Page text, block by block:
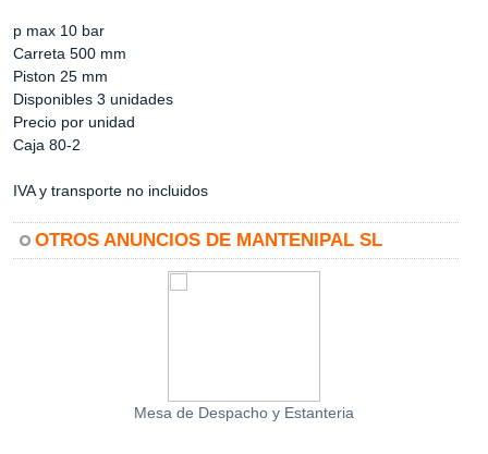
p max 10 bar
Carreta 500 mm
Piston 25 mm
Disponibles 3 unidades
Precio por unidad
Caja 80-2
IVA y transporte no incluidos
OTROS ANUNCIOS DE MANTENIPAL SL
Mesa de Despacho y Estanteria